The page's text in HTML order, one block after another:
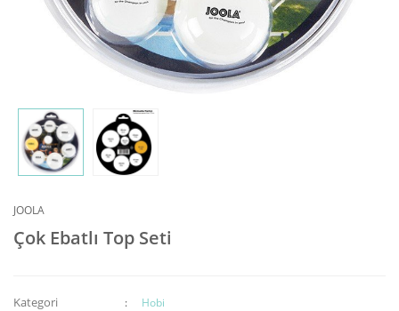
JOOLA
Çok Ebatlı Top Seti
Kategori Hobi
Top Yakalama Ağı